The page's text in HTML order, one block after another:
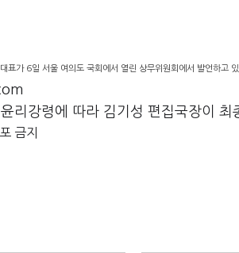
표가 6일 서울 여의도 국회에서 열린 상무위원회에서 발언하고
리강령에 따라 김기성 편집국장이 최
금지